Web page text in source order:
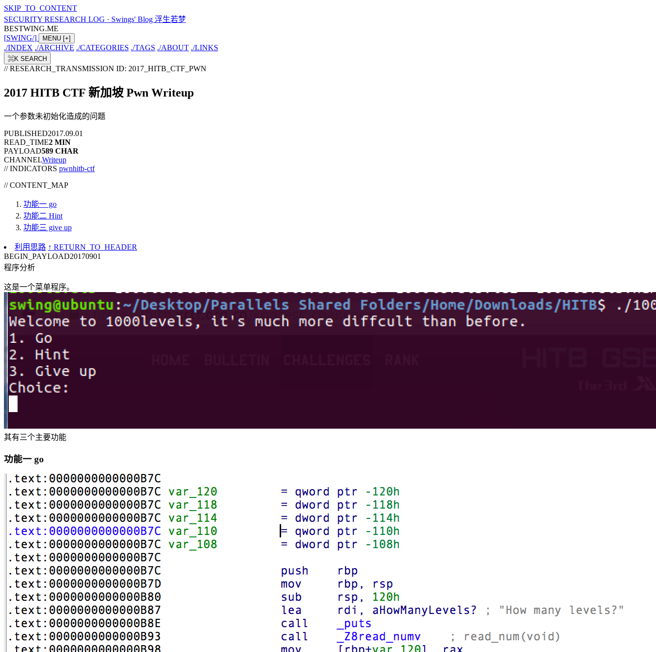
SKIP_TO_CONTENT
SECURITY RESEARCH LOG · Swings' Blog 浮生若梦
BESTWING.ME
[SWING/] MENU [+]
./INDEX ./ARCHIVE ./CATEGORIES ./TAGS ./ABOUT ./LINKS
⌘K SEARCH
// RESEARCH_TRANSMISSION ID: 2017_HITB_CTF_PWN
2017 HITB CTF 新加坡 Pwn Writeup
一个参数未初始化造成的问题
PUBLISHED2017.09.01
READ_TIME2 MIN
PAYLOAD589 CHAR
CHANNELWriteup
// INDICATORS pwnhitb-ctf
//CONTENT_MAP
功能一 go
功能二 Hint
功能三 give up
利用思路 ↑ RETURN_TO_HEADER
BEGIN_PAYLOAD20170901
程序分析
这是一个菜单程序。
其有三个主要功能
功能一 go